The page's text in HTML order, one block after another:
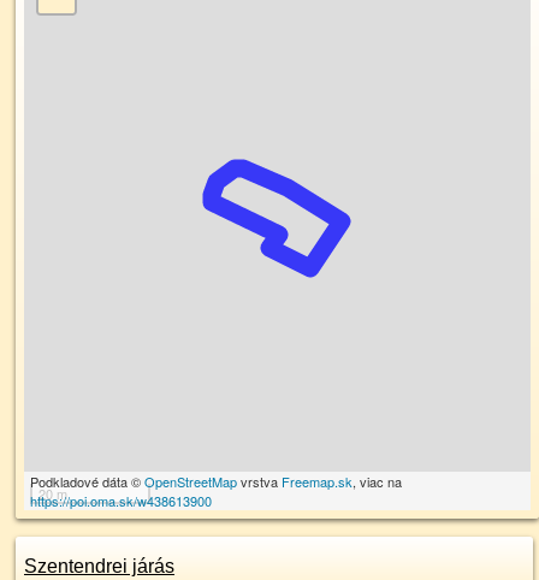
20 m
Podkladové dáta ©OpenStreetMapvrstva Freemap.sk, viac na
https://poi.oma.sk/w438613900
Szentendrei járás